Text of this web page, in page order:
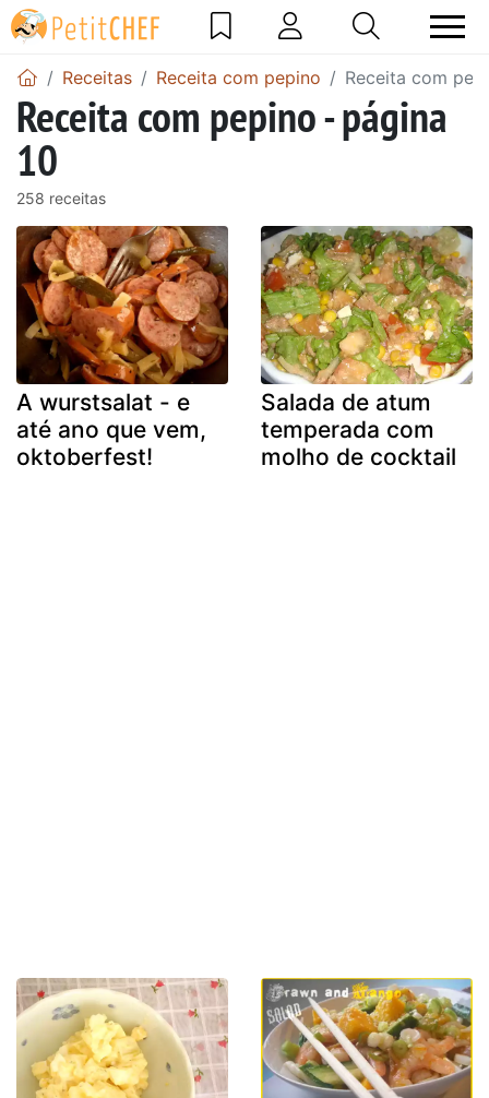
Receitas Receita com pepino Receita com
Receita com pepino - página
10
258 receitas
A wurstsalat - e
até ano que vem,
oktoberfest!
Salada de atum
temperada com
molho de cocktail